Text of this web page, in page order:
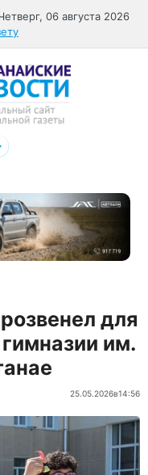
06 августа 2026
для
им.
25.05.2026в14:56